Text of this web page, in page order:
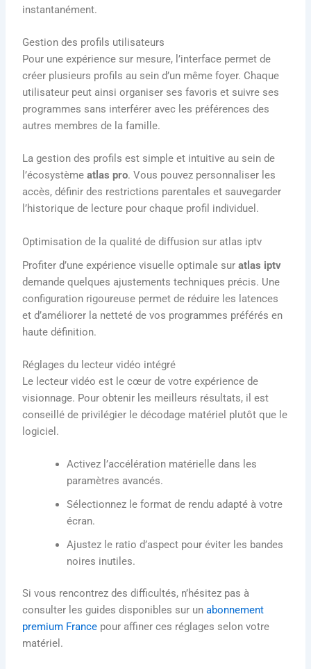
instantanément.
Gestion des profils utilisateurs
Pour une expérience sur mesure, l’interface permet de
créer plusieurs profils au sein d’un même foyer. Chaque
utilisateur peut ainsi organiser ses favoris et suivre ses
programmes sans interférer avec les préférences des
autres membres de la famille.
La gestion des profils est simple et intuitive au sein de
l’écosystèmeatlas pro. Vous pouvez personnaliser les
accès, définir des restrictions parentales et sauvegarder
l’historique de lecture pour chaque profil individuel.
Optimisation de la qualité de diffusion sur atlas iptv
Profiter d’une expérience visuelle optimale suratlas iptv
demande quelques ajustements techniques précis. Une
configuration rigoureuse permet de réduire les latences
et d’améliorer la netteté de vos programmes préférés en
haute définition.
Réglages du lecteur vidéo intégré
Le lecteur vidéo est le cœur de votre expérience de
visionnage. Pour obtenir les meilleurs résultats, il est
conseillé de privilégier le décodage matériel plutôt que le
logiciel.
Activez l’accélération matérielle dans les
paramètres avancés.
Sélectionnez le format de rendu adapté à votre
écran.
Ajustez le ratio d’aspect pour éviter les bandes
noires inutiles.
Si vous rencontrez des difficultés, n’hésitez pas à
consulter les guides disponibles sur unabonnement
premium France pour affiner ces réglages selon votre
matériel.